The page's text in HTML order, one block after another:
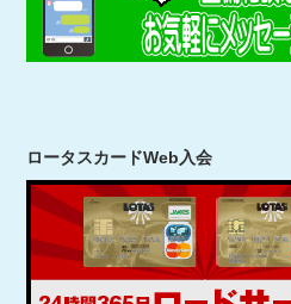
ロータスカードWeb入会